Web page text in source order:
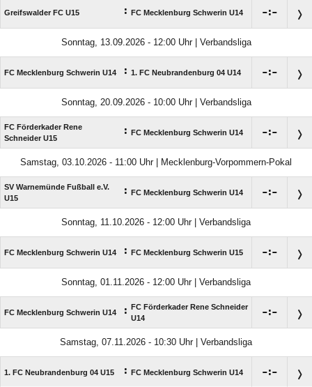
Greifswalder FC U15 : FC Mecklenburg Schwerin U14 :
Sonntag, 13.09.2026 - 12:00 Uhr | Verbandsliga
FC Mecklenburg Schwerin U14 : 1. FC Neubrandenburg 04 U14 :
Sonntag, 20.09.2026 - 10:00 Uhr | Verbandsliga
FC Förderkader Rene
Schneider U15
: FC Mecklenburg Schwerin U14 :
Samstag, 03.10.2026 - 11:00 Uhr | Mecklenburg-Vorpommern-Pokal
SV Warnemünde Fußball e.V.
U15
: FC Mecklenburg Schwerin U14 :
Sonntag, 11.10.2026 - 12:00 Uhr | Verbandsliga
FC Mecklenburg Schwerin U14 : FC Mecklenburg Schwerin U15 :
Sonntag, 01.11.2026 - 12:00 Uhr | Verbandsliga
FC Mecklenburg Schwerin U14 :
FC Förderkader Rene Schneider
U14
:
Samstag, 07.11.2026 - 10:30 Uhr | Verbandsliga
1. FC Neubrandenburg 04 U15 : FC Mecklenburg Schwerin U14 :